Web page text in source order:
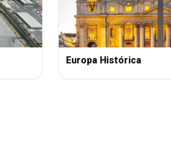
Europa Histórica